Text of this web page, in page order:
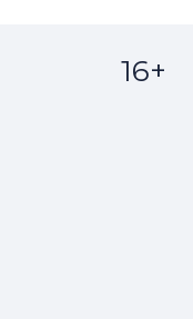
16+